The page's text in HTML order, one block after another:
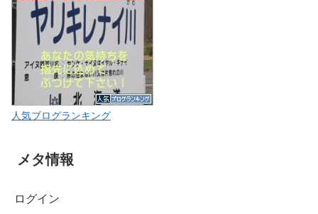
人気ブログランキング
メタ情報
ログイン